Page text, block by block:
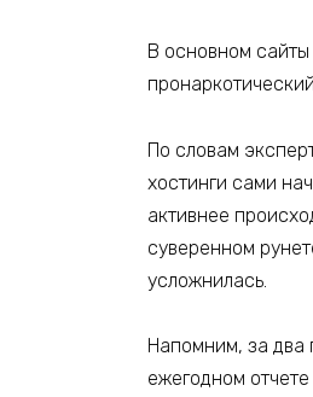
В основном
По словам
хостинги сами
активнее
суверенном
усложнилась.
Напомним, за два
ежегодном